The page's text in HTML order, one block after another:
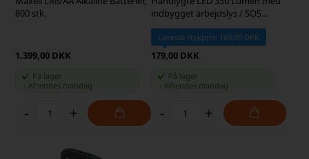
800 stk.
1.399,00 DKK
På lager
-Afsendes mandag
- +
indbygget arbejdslys / SOS
funktion
Laveste stykpris: 169,00 DKK
179,00 DKK
På lager
Afsendes mandag
- +